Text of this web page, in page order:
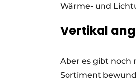
Wärme- und
Vertikal
Aber es gibt noch
Sortiment